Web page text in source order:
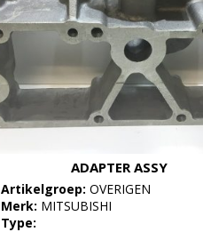
ADAPTER ASSY
Artikelgroep:OVERIGEN
Merk: MITSUBISHI
Type: